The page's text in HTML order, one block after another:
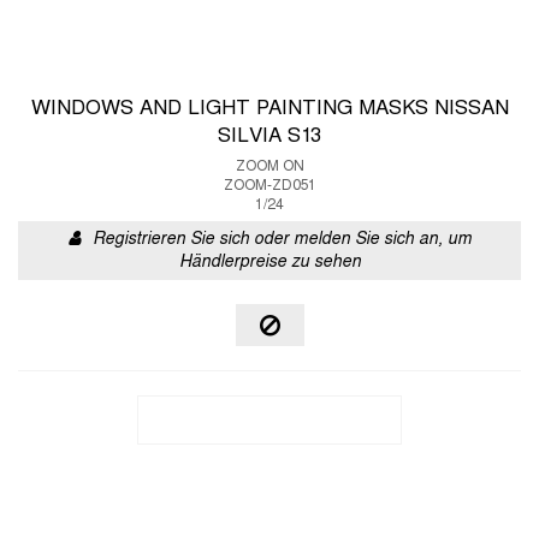
WINDOWS AND LIGHT PAINTING MASKS NISSAN
SILVIA S13
ZOOM ON
ZOOM-ZD051
1/24
Registrieren Sie sich oder melden Sie sich an, um
Händlerpreise zu sehen